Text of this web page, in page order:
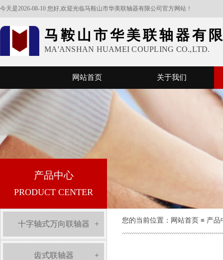
今天是2026-08-10 您好,欢迎光临马鞍山市华美联轴器有限公司官方网站！
马鞍山市华美联轴器有
MA'ANSHAN HUAMEI COUPLING CO.,LTD.
网站首页 关于我们
产品中心
PRODUCT CENTER
十字轴式万向联轴器 +
齿式联轴器 +
您的当前位置：​​​​ 网站首页 ≡ 产品